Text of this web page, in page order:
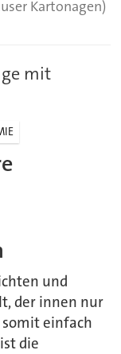
Kartonagen)
mit
und
der innen nur
einfach
die